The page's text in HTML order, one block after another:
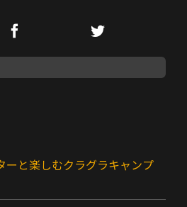
ーと楽しむクラグラキャンプ